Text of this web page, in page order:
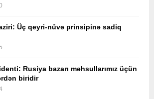
Üç qeyri-nüvə prinsipinə sadiq
Rusiya bazarı məhsullarımız üçün
biridir